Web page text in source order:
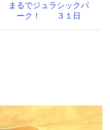
まるでジュラシックパ
ーク！ ３１日